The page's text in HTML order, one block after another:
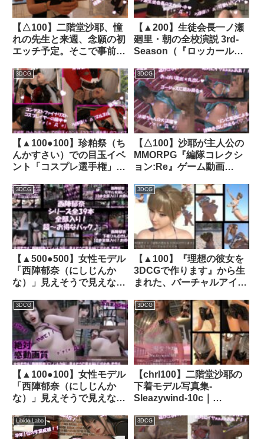
【△100】二階堂沙耶、憧
れの先生と来週、念願の初
エッチ予定。そこで事前学
SEXマニュアル本「彼氏へ
のコンドーム装着方法につ
いて」』｜d_309239│
Libido-Labo
【▲200】生徒会長一ノ瀬
廻里・朝の全校演説 3rd-
Season（『ロッカールー
反対！！』PV03:水色スト
ライプ編）｜d_437977│
Libido-Labo
3DCG
【▲100●100】珍粕祭（ち
んかすさい）での目玉イベ
ント「コスプレ選手権」の
スロリ戦士衣装でさらに犯
○れてしまうようす:＃05-
3P2穴｜d_386304│
Libido-Labo
3DCG
【△100】沙耶が主人公の
MMORPG『編隊コレクシ
ョン:Re』ゲーム動画
るレ○プ被害に遭ってしま
う:大開脚でおっぱい丸出
し）｜d_753775
3DCG
【▲500●500】女性モデル
「西陣郁奈（にしじんか
な）」見えそうで見えない
ズり出していた彼女だった
が、御手洗保守の悪徳事務
所の毒牙に掛かり、撮影後
にレ○プされてしまう。
（シリーズ全39本総集編）
｜d_293146│ Libido-Labo
3DCG
【▲100】『理想の彼女を
3DCGで作ります』から生
まれた、バーチャルアイド
d_365322│ Libido-Labo
3DCG
【▲100●100】女性モデル
「西陣郁奈（にしじんか
な）」見えそうで見えない
ズり出していた彼女だった
が、御手洗保守の悪徳事務
3DCG
【chrl100】二階堂沙耶の
下着モデル写真集-
Sleazywind-10c｜
Libido-Labo 3DCG